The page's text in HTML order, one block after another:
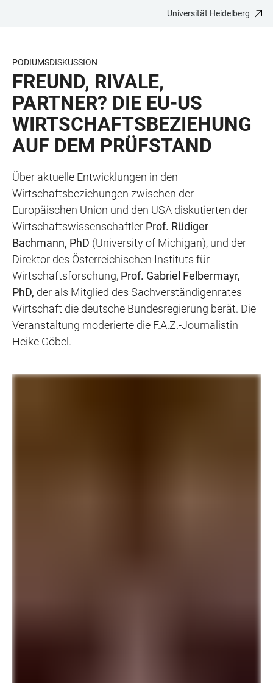
BARRIEREFREIHEIT
Universität Heidelberg
PODIUMSDISKUSSION
FREUND, RIVALE,
PARTNER? DIE EU-US
WIRTSCHAFTSBEZIEHUNG
AUF DEM PRÜFSTAND
Über aktuelle Entwicklungen in den
Wirtschaftsbeziehungen zwischen der
Europäischen Union und den USA diskutierten der
Wirtschaftswissenschaftler Prof. Rüdiger
Bachmann, PhD (University of Michigan), und der
Direktor des Österreichischen Instituts für
Wirtschaftsforschung, Prof. Gabriel Felbermayr,
PhD, der als Mitglied des Sachverständigenrates
Wirtschaft die deutsche Bundesregierung berät. Die
Veranstaltung moderierte die F.A.Z.-Journalistin
Heike Göbel.